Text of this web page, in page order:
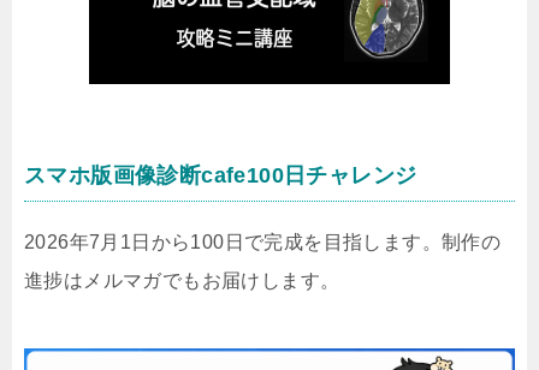
スマホ版画像診断cafe100日チャレンジ
2026年7月1日から100日で完成を目指します。制作の
進捗はメルマガでもお届けします。